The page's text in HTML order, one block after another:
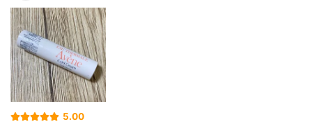
5.00